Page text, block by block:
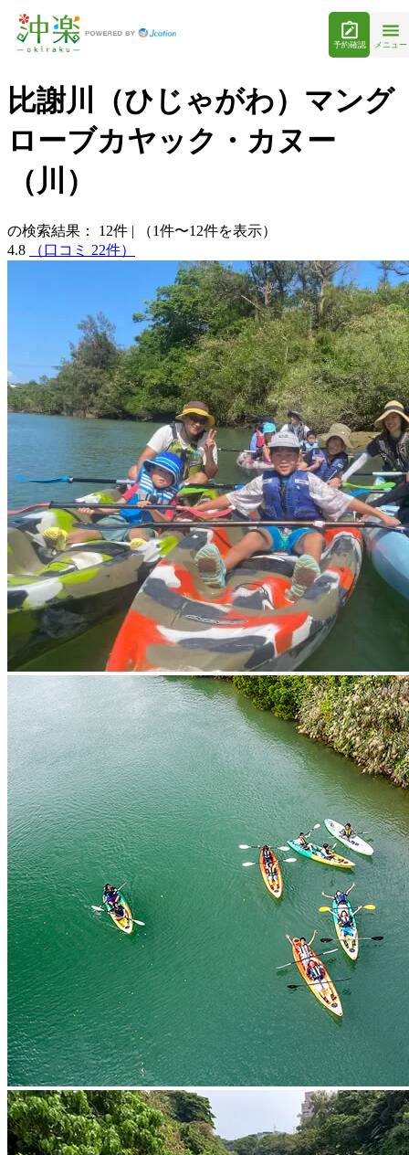
予約確認 メニュー
比謝川（ひじゃがわ）マング
ローブカヤック・カヌー
（川）
の検索結果： 12件 |
（1件〜12件を表示）
4.8
（口コミ 22件）